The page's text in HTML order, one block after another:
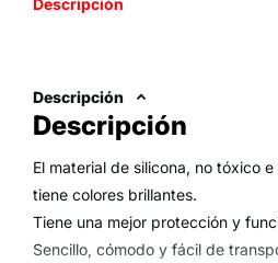
Descripción
Descripción
El material de silicona, no tóxico
tiene colores brillantes.
Tiene una mejor protección y
Sencillo, cómodo y fácil de